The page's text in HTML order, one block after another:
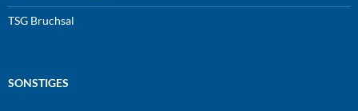
TSG Bruchsal
SONSTIGES